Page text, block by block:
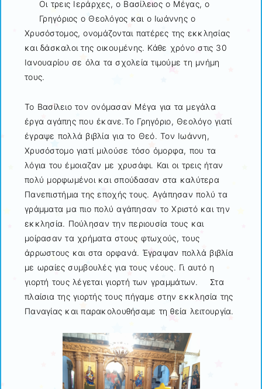
Οι τρεις Ιεράρχες, ο Βασίλειος ο Μέγας, ο
Γρηγόριος ο Θεολόγος και ο Ιωάννης ο
Χρυσόστομος, ονομάζονται πατέρες της εκκλησίας
και δάσκαλοι της οικουμένης. Κάθε χρόνο στις 30
Ιανουαρίου σε όλα τα σχολεία τιμούμε τη μνήμη
τους.
Το Βασίλειο τον ονόμασαν Μέγα για τα μεγάλα
έργα αγάπης που έκανε.Το Γρηγόριο, Θεολόγο γιατί
έγραψε πολλά βιβλία για το Θεό. Τον Ιωάννη,
Χρυσόστομο γιατί μιλούσε τόσο όμορφα, που τα
λόγια του έμοιαζαν με χρυσάφι. Και οι τρεις ήταν
πολύ μορφωμένοι και σπούδασαν στα καλύτερα
Πανεπιστήμια της εποχής τους. Αγάπησαν πολύ τα
γράμματα μα πιο πολύ αγάπησαν το Χριστό και την
εκκλησία. Πούλησαν την περιουσία τους και
μοίρασαν τα χρήματα στους φτωχούς, τους
άρρωστους και στα ορφανά. Έγραψαν πολλά βιβλία
με ωραίες συμβουλές για τους νέους. Γι αυτό η
γιορτή τους λέγεται γιορτή των γραμμάτων. Στα
πλαίσια της γιορτής τους πήγαμε στην εκκλησία της
Παναγίας και παρακολουθήσαμε τη θεία λειτουργία.